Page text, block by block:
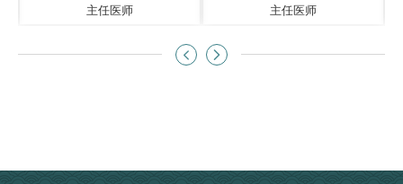

主任医师 主任医师
